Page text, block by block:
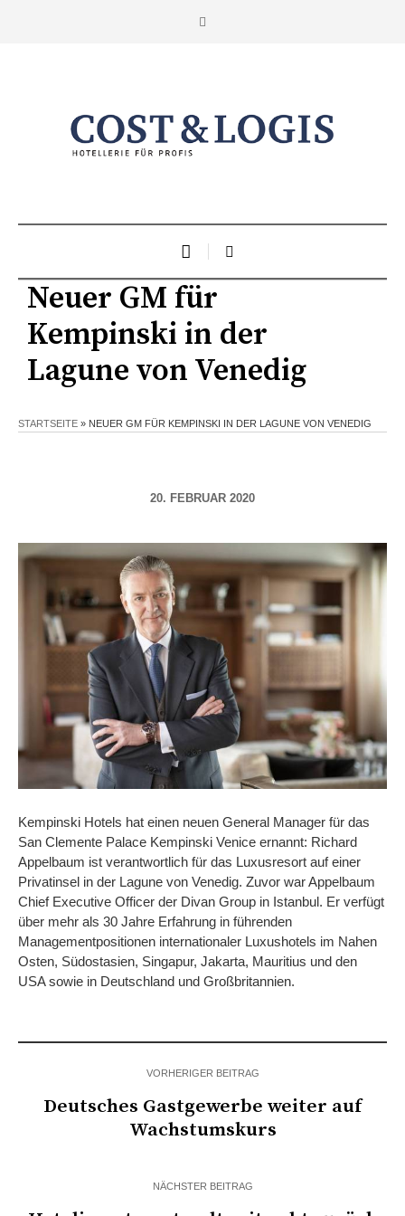
Neuer GM für
Kempinski in der
Lagune von Venedig
STARTSEITE » NEUER GM FÜR KEMPINSKI IN DER LAGUNE VON VENEDIG
20. FEBRUAR 2020
Kempinski Hotels hat einen neuen General Manager für das
San Clemente Palace Kempinski Venice ernannt: Richard
Appelbaum ist verantwortlich für das Luxusresort auf einer
Privatinsel in der Lagune von Venedig. Zuvor war Appelbaum
Chief Executive Officer der Divan Group in Istanbul. Er verfügt
über mehr als 30 Jahre Erfahrung in führenden
Managementpositionen internationaler Luxushotels im Nahen
Osten, Südostasien, Singapur, Jakarta, Mauritius und den
USA sowie in Deutschland und Großbritannien.
VORHERIGER BEITRAG
Deutsches Gastgewerbe weiter auf
Wachstumskurs
NÄCHSTER BEITRAG